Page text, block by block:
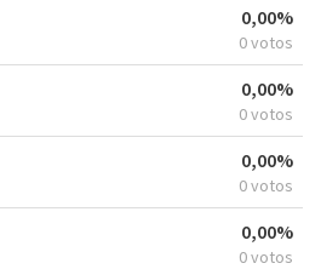
0,00%
0 votos
0,00%
0 votos
0,00%
0 votos
0,00%
0 votos